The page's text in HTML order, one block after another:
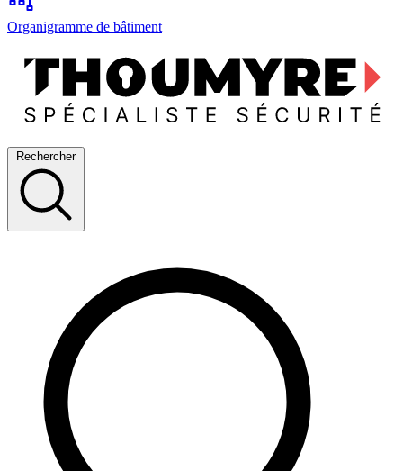
Organigramme de bâtiment
Rechercher